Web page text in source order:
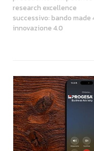
research excellence
successivo: bando made
innovazione 4.0